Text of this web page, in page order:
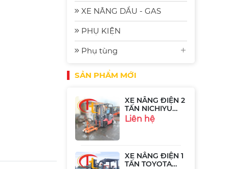
XE NÂNG DẦU - GAS
PHỤ KIỆN
Phụ tùng
SẢN PHẨM MỚI
Bền Bỉ, Hiệu
Quả và Tiết
Kiệm Năng
Liên hệ
Ngồi Lái 2.5 Tấn
XE NÂNG ĐIỆN 2
TẤN NICHIYU
FB20P-75-300
Liên hệ
XE NÂNG ĐIỆN 1
TẤN TOYOTA